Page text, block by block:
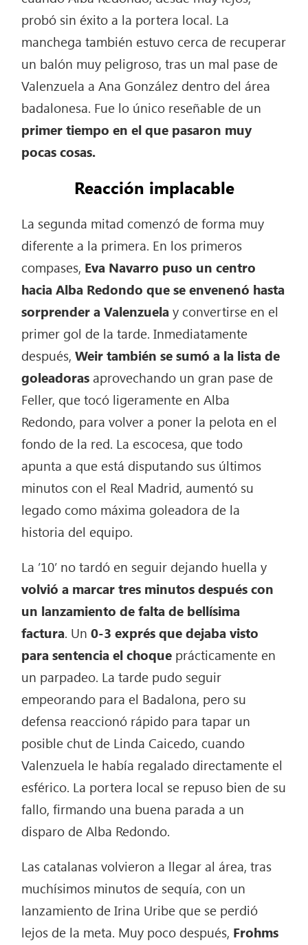
probó sin éxito a la portera local. La
manchega también estuvo cerca de recuperar
un balón muy peligroso, tras un mal pase de
Valenzuela a Ana González dentro del área
badalonesa. Fue lo único reseñable de un
primer tiempo en el que pasaron muy
pocas cosas.
Reacción implacable
La segunda mitad comenzó de forma muy
diferente a la primera. En los primeros
compases, Eva Navarro puso un centro
hacia Alba Redondo que se envenenó hasta
sorprender a Valenzuelay convertirse en el
primer gol de la tarde. Inmediatamente
después,Weir también se sumó a la lista de
goleadorasaprovechando un gran pase de
Feller, que tocó ligeramente en Alba
Redondo, para volver a poner la pelota en el
fondo de la red. La escocesa, que todo
apunta a que está disputando sus últimos
minutos con el Real Madrid, aumentó su
legado como máxima goleadora de la
historia del equipo.
La ’10’ no tardó en seguir dejando huella y
volvió a marcar tres minutos después con
un lanzamiento de falta de bellísima
factura. Un0-3 exprés que dejaba visto
para sentencia el choque prácticamente en
un parpadeo. La tarde pudo seguir
empeorando para el Badalona, pero su
defensa reaccionó rápido para tapar un
posible chut de Linda Caicedo, cuando
Valenzuela le había regalado directamente el
esférico. La portera local se repuso bien de su
fallo, firmando una buena parada a un
disparo de Alba Redondo.
Las catalanas volvieron a llegar al área, tras
muchísimos minutos de sequía, con un
lanzamiento de Irina Uribe que se perdió
lejos de la meta. Muy poco después, Frohms